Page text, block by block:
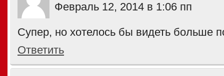
Февраль 12, 2014 в 1:06 пп
Супер, но хотелось бы видеть больше
Ответить